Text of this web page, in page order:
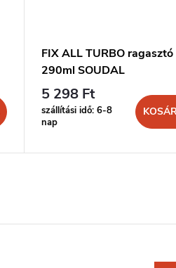
FIX ALL TURBO ragasztó
290ml SOUDAL
5 298 Ft
szállítási idő: 6-8
nap